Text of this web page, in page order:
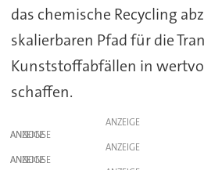
das chemische Recycling
skalierbaren Pfad für die
Kunststoffabfällen in
schaffen.
ANZEIGE
ANZEIGE
ANZEIGE
ANZEIGE